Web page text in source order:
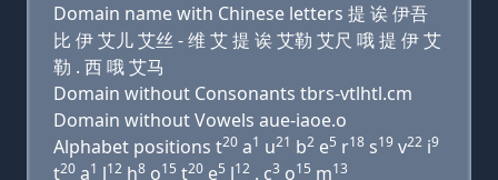
Domain name with Chinese letters 提 诶 伊吾
比 伊 艾儿 艾丝 - 维 艾 提 诶 艾勒 艾尺 哦 提 伊 艾
勒 . 西 哦 艾马
Domain without Consonants tbrs-vtlhtl.cm
Domain without Vowels aue-iaoe.o
Alphabet positions t20 a1 u21 b2 e5 r18 s19 v22 i9
t20 a1 l12 h8 o15 t20 e5 l12 . c3 o15 m13